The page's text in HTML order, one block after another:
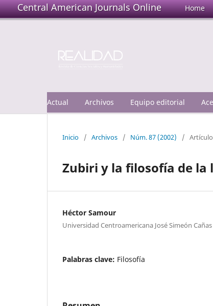
Central American Journals Online Home
Actual Archivos Equipo editorial
Inicio / Archivos / Núm. 87 (2002) /
Zubiri y la filosofía de la
Héctor Samour
Universidad Centroamericana José Simeón Cañas
Palabras clave: Filosofía